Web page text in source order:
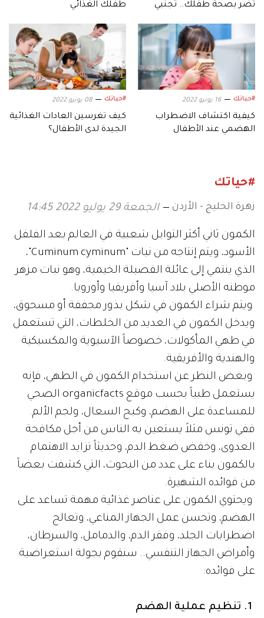
تضر بصحة طفلك.. تجنبي
طفلك الغذائي
#حياتك 16 يونيو 2022
كيفية اكتشاف الاضطراب
الهضمي عند الأطفال
#حياتك 08 يونيو 2022
كيف تغرسين العادات الغذائية
الجيدة لدى الأطفال؟
#حياتك
زهرة الخليج - الأردن الجمعة 29 يوليو 2022 14:45
الكمون ثاني أكثر التوابل شعبية في العالم بعد الفلفل
الأسود، ويتم إنتاجه من نبات "Cuminum cyminum"،
الذي ينتمي إلى عائلة الفصيلة الخيمية، وهو نبات مزهر
موطنه الأصلي بلاد آسيا وأفريقيا وأوروبا.
ويتم شراء الكمون في شكل بذور مجففة أو مسحوق،
ويدخل الكمون في العديد من الخلطات، التي تستعمل
في طهي المأكولات، خصوصاً الآسيوية والمكسيكية
والهندية والأفريقية.
وبغض النظر عن استخدام الكمون في الطهي، فإنه
يستعمل طبياً بحسب موقع organicfacts الصحي
للمساعدة على الهضم، وكبح السعال، ولجم الألم.
ففي تونس مثلاً يستعين به الناس من أجل مكافحة
العدوى، وخفض ضغط الدم، وحديثاً تزايد الاهتمام
بالكمون بناء على عدد من البحوث، التي كشفت بعضاً
من فوائده الشهيرة.
ويحتوي الكمون على عناصر غذائية مهمة تساعد على
الهضم، وتحسن عمل الجهاز المناعي، وتعالج
اضطرابات الجلد، وفقر الدم، والدمامل، والسرطان،
وأمراض الجهاز التنفسي.. سنقوم بجولة استعراضية
على فوائده: